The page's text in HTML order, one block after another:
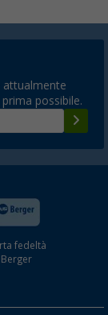
attualmente
possibile.
fedeltà
Berger